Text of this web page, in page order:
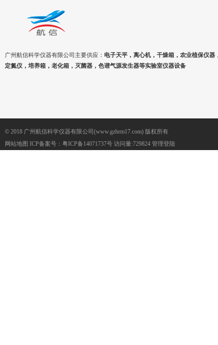
广州航信科学仪器有限公司主要供应： 电子天平，离心机，干燥箱，农业植保仪器
定氮仪，培养箱，老化箱，灭菌器，色谱气源发生器等实验室仪器设备
© 2018 广州航信科学仪器有限公司(www.gzhrm17.com) 版权所有
网站地图 ICP备案号： 粤ICP备14071737号 访问量:729824 管理登陆